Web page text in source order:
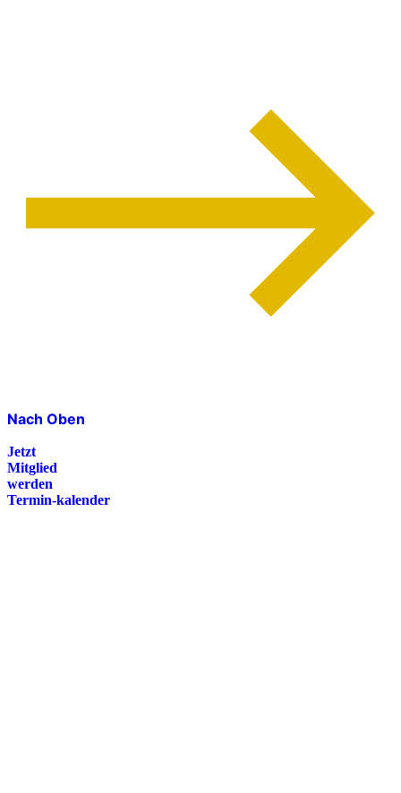
Nach Oben
Jetzt
Mitglied
werden
Termin-kalender